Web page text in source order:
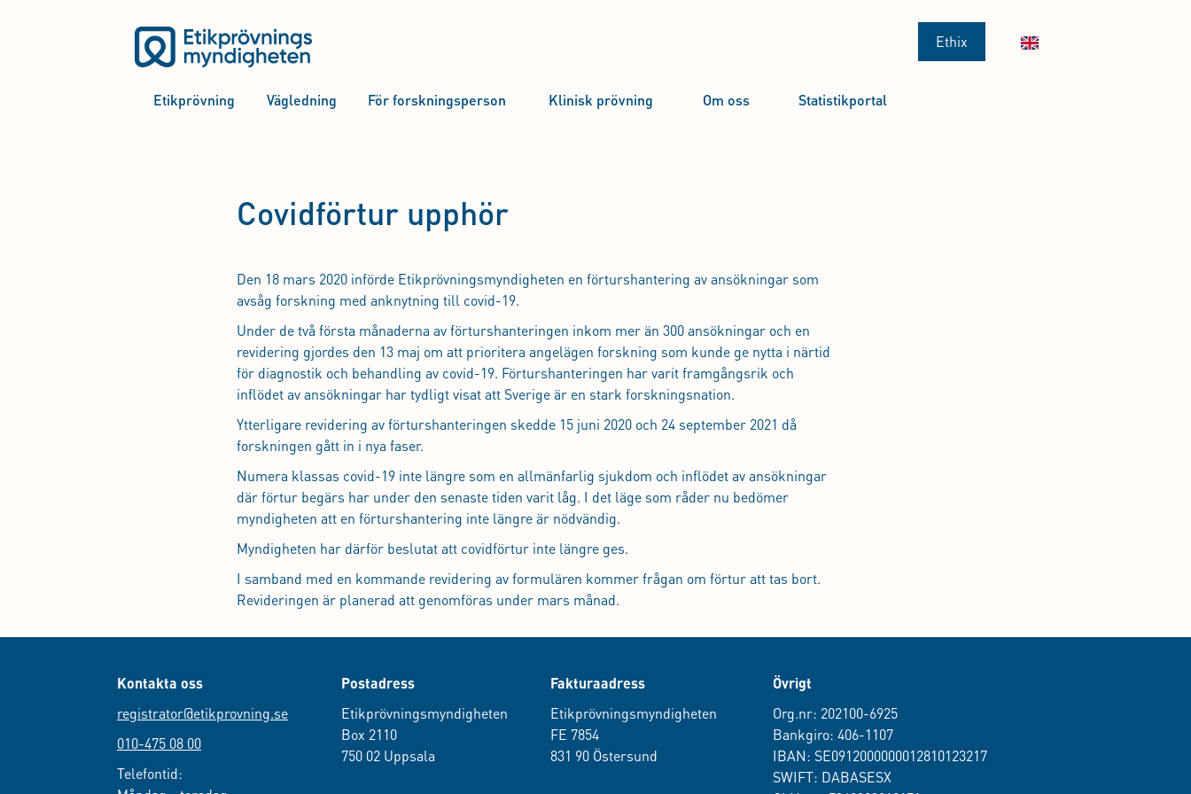
Ethix
Etikprövning Vägledning För forskningsperson Klinisk prövning Om oss Statistikportal
Covidförtur upphör
Den 18 mars 2020 införde Etikprövningsmyndigheten en förturshantering av ansökningar som
avsåg forskning med anknytning till covid-19.
Under de två första månaderna av förturshanteringen inkom mer än 300 ansökningar och en
revidering gjordes den 13 maj om att prioritera angelägen forskning som kunde ge nytta i närtid
för diagnostik och behandling av covid-19. Förturshanteringen har varit framgångsrik och
inflödet av ansökningar har tydligt visat att Sverige är en stark forskningsnation.
Ytterligare revidering av förturshanteringen skedde 15 juni 2020 och 24 september 2021 då
forskningen gått in i nya faser.
Numera klassas covid-19 inte längre som en allmänfarlig sjukdom och inflödet av ansökningar
där förtur begärs har under den senaste tiden varit låg. I det läge som råder nu bedömer
myndigheten att en förturshantering inte längre är nödvändig.
Myndigheten har därför beslutat att covidförtur inte längre ges.
I samband med en kommande revidering av formulären kommer frågan om förtur att tas bort.
Revideringen är planerad att genomföras under mars månad.
Kontakta oss
registrator@etikprovning.se
010-475 08 00
Telefontid:
Postadress
Etikprövningsmyndigheten
Box 2110
750 02 Uppsala
Fakturaadress
Etikprövningsmyndigheten
FE 7854
831 90 Östersund
Övrigt
Org.nr: 202100-6925
Bankgiro: 406-1107
IBAN: SE0912000000012810123217
SWIFT: DABASESX